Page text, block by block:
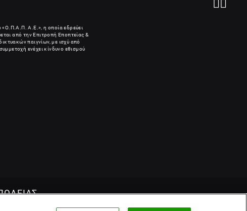
«Ο.Π.Α.Π. Α.Ε.», η οποία εδρεύει
από την Επιτροπή Εποπτείας &
παιγνίων, με ισχύ από
ενέχει κίνδυνο εθισμού
& ΜΕ